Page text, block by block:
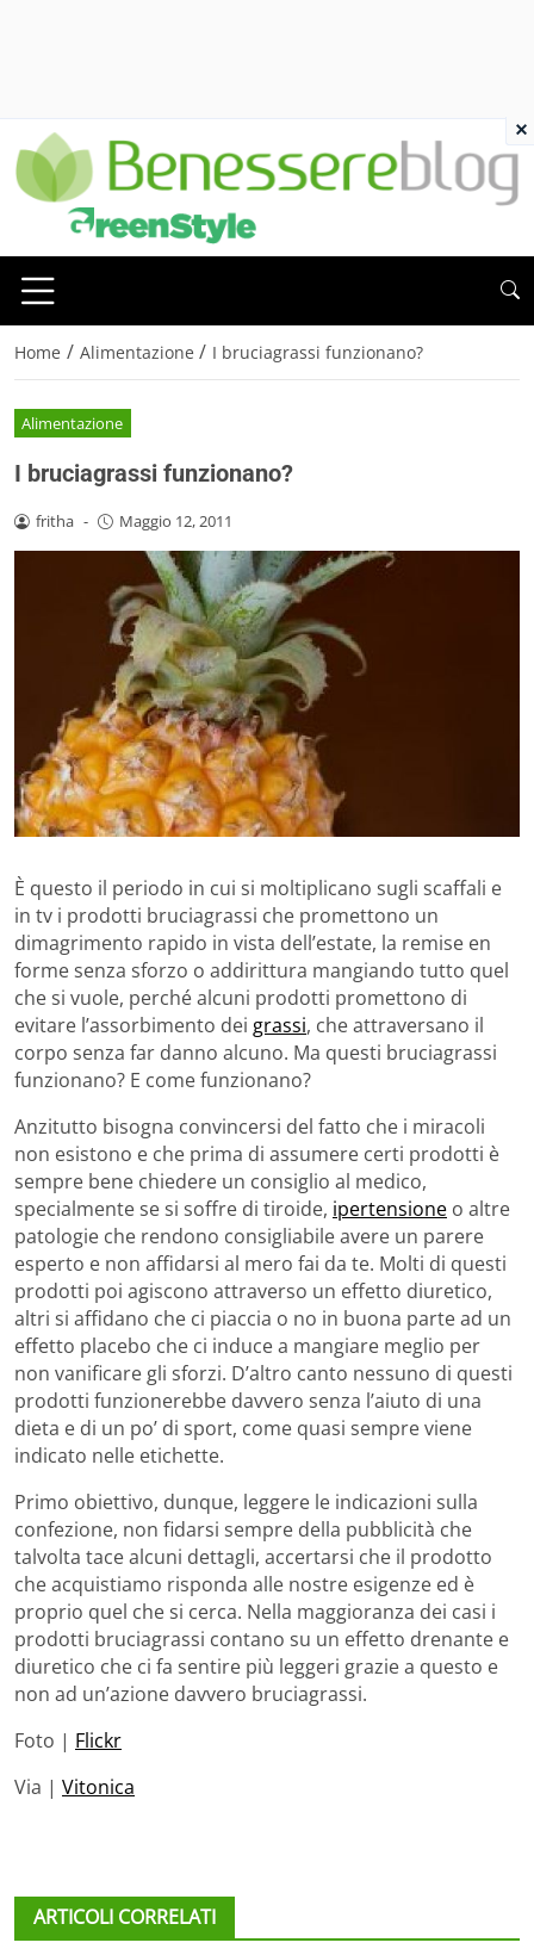
Home / Alimentazione / I bruciagrassi funzionano?
Alimentazione
I bruciagrassi funzionano?
fritha - Maggio 12, 2011
È questo il periodo in cui si moltiplicano sugli scaffali e
in tv i prodotti bruciagrassi che promettono un
dimagrimento rapido in vista dell’estate, la remise en
forme senza sforzo o addirittura mangiando tutto quel
che si vuole, perché alcuni prodotti promettono di
evitare l’assorbimento dei grassi, che attraversano il
corpo senza far danno alcuno. Ma questi bruciagrassi
funzionano? E come funzionano?
Anzitutto bisogna convincersi del fatto che i miracoli
non esistono e che prima di assumere certi prodotti è
sempre bene chiedere un consiglio al medico,
specialmente se si soffre di tiroide, ipertensione o altre
patologie che rendono consigliabile avere un parere
esperto e non affidarsi al mero fai da te. Molti di questi
prodotti poi agiscono attraverso un effetto diuretico,
altri si affidano che ci piaccia o no in buona parte ad un
effetto placebo che ci induce a mangiare meglio per
non vanificare gli sforzi. D’altro canto nessuno di questi
prodotti funzionerebbe davvero senza l’aiuto di una
dieta e di un po’ di sport, come quasi sempre viene
indicato nelle etichette.
Primo obiettivo, dunque, leggere le indicazioni sulla
confezione, non fidarsi sempre della pubblicità che
talvolta tace alcuni dettagli, accertarsi che il prodotto
che acquistiamo risponda alle nostre esigenze ed è
proprio quel che si cerca. Nella maggioranza dei casi i
prodotti bruciagrassi contano su un effetto drenante e
diuretico che ci fa sentire più leggeri grazie a questo e
non ad un’azione davvero bruciagrassi.
Foto | Flickr
Via | Vitonica
ARTICOLI CORRELATI
×